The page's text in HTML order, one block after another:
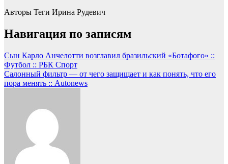
Авторы Теги Ирина Рудевич
Навигация по записям
Сын Карло Анчелотти возглавил бразильский «Ботафого» ::
Футбол :: РБК Спорт
Салонный фильтр — от чего защищает и как понять, что его
пора менять :: Autonews